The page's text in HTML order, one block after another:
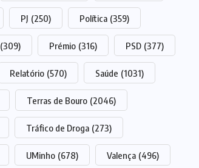
PJ (250) Política (359)
(309) Prémio (316) PSD (377)
Relatório (570) Saúde (1031)
Terras de Bouro (2046)
Tráfico de Droga (273)
UMinho (678) Valença (496)